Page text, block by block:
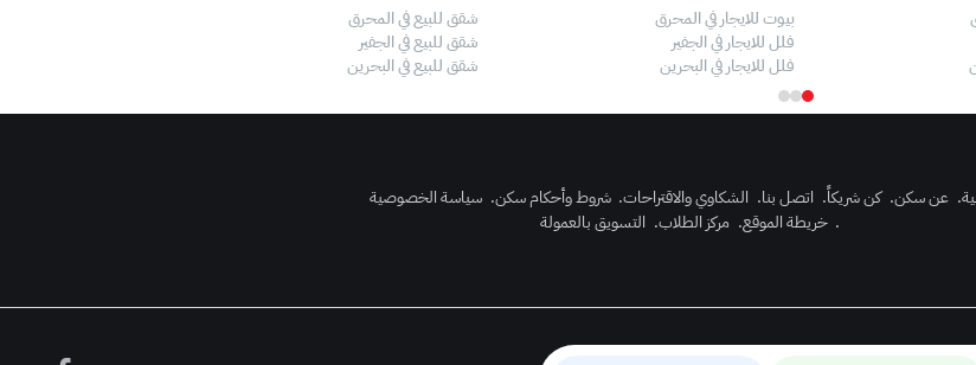
بيوت للايجار في المحرق
فلل للايجار في الجفير
فلل للايجار في البحرين
شقق للبيع في المحرق
شقق للبيع في الجفير
شقق للبيع في البحرين
. عن سكن. كن شريكاً. اتصل بنا. الشكاوي والاقتراحات. شروط وأحكام سكن. سياسة الخصوصية
. خريطة الموقع. مركز الطلاب. التسويق بالعمولة